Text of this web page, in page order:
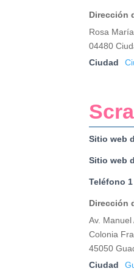
Dirección
Rosa
04480
Ciudad
Sitio web
Sitio web
Teléfono 1
Dirección
Av.
Colonia
45050
Ciudad